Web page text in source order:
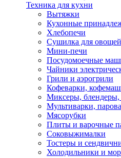
Техника для кухни
Вытяжки
Кухонные
Хлебопечи
Сушилка для
Мини-печи
Посудомоечные
Чайники
Грили и аэрогрили
Кофеварки,
Миксеры,
Мультиварки,
Мясорубки
Плиты и варочные
Соковыжималки
Тостеры и
Холодильники и